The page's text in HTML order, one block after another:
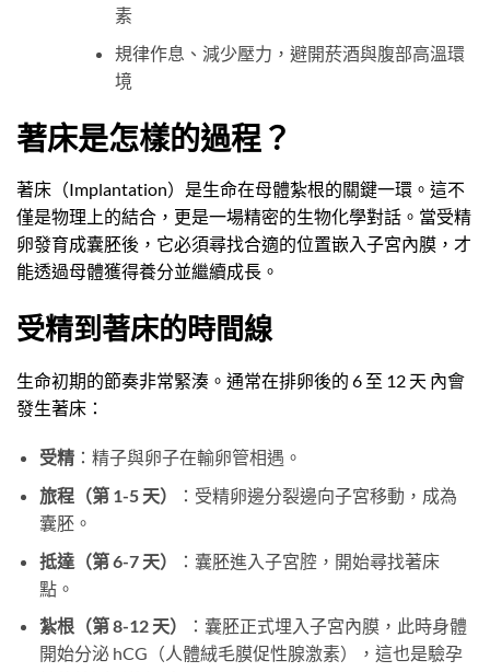
素
規律作息、減少壓力，避開菸酒與腹部高溫環
境
著床是怎樣的過程？
著床（Implantation）是生命在母體紮根的關鍵一環。這不
僅是物理上的結合，更是一場精密的生物化學對話。當受精
卵發育成囊胚後，它必須尋找合適的位置嵌入子宮內膜，才
能透過母體獲得養分並繼續成長。
受精到著床的時間線
生命初期的節奏非常緊湊。通常在排卵後的 6 至 12 天 內會
發生著床：
受精：精子與卵子在輸卵管相遇。
旅程（第 1-5 天）
：受精卵邊分裂邊向子宮移動，成為
囊胚。
抵達（第 6-7 天）
：囊胚進入子宮腔，開始尋找著床
點。
紮根（第 8-12 天）
：囊胚正式埋入子宮內膜，此時身體
開始分泌 hCG（人體絨毛膜促性腺激素），這也是驗孕